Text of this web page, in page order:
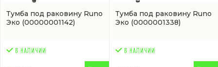
Тумба под раковину Runo
Эко (00000001142)
Тумба под раковину Runo
Эко (0000001338)